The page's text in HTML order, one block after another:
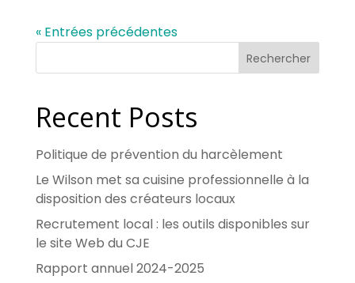
« Entrées précédentes
Rechercher
Recent Posts
Politique de prévention du harcèlement
Le Wilson met sa cuisine professionnelle à la
disposition des créateurs locaux
Recrutement local : les outils disponibles sur
le site Web du CJE
Rapport annuel 2024-2025